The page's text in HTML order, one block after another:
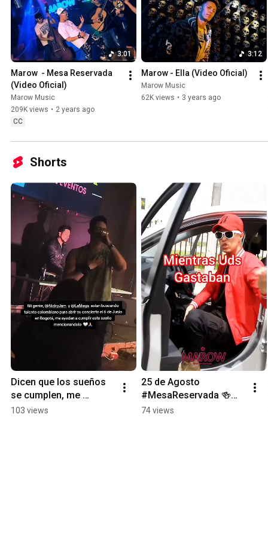
3:01
Marow  - Mesa Reservada
(Video Oficial)
Marow Music
209K views • 2 years ago
CC
3:12
Marow - Ella (Video Oficial)
Marow Music
62K views • 3 years ago
Shorts
Dicen que los sueños
se cumplen, me
ayudarías a cumplir el
103 views
25 de Agosto
#MesaReservada 🍻🔥
#corridostumbados
74 views